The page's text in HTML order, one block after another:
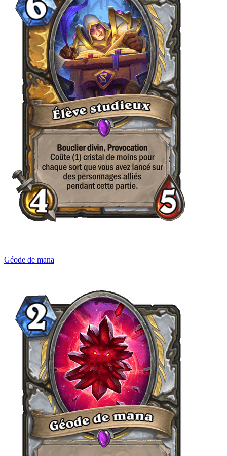
Géode de mana